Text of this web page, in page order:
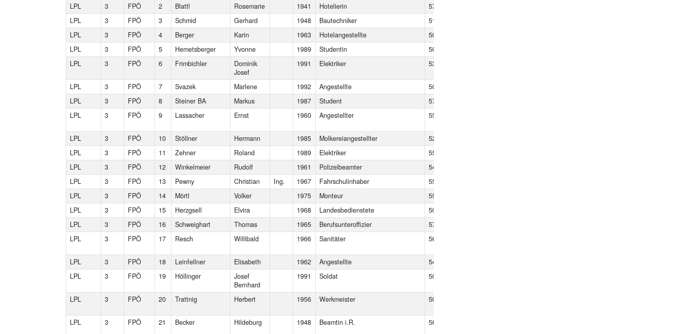
LPL
3 FPÖ 2 Blattl Rosemarie 1941 Hotelierin 5761
LPL
3 FPÖ 3 Schmid Gerhard 1948 Bautechniker 5161
LPL
3 FPÖ 4 Berger Karin 1963 Hotelangestellte 5090
LPL
3 FPÖ 5 Hemetsberger Yvonne 1989 Studentin 5023
LPL
3 FPÖ 6 Frimbichler
Dominik
Josef
1991 Elektriker 5322
LPL 3 FPÖ 7 Svazek Marlene 1992 Angestellte 5084
LPL
3 FPÖ 8 Steiner BA Markus 1987 Student 5722
LPL
3 FPÖ 9 Lassacher Ernst 1960 Angestellter 5582
LPL
3 FPÖ 10 Stöllner Hermann 1985 Molkereiangestellter 5201
LPL
3 FPÖ 11 Zehner Roland 1989 Elektriker 5580
LPL
3 FPÖ 12 Winkelmeier Rudolf 1961 Polizeibeamter 5440
LPL
3 FPÖ 13 Pewny Christian Ing. 1967 Fahrschulinhaber 5550
LPL
3 FPÖ 14 Mörtl Volker 1975 Monteur 5592
LPL
3 FPÖ 15 Herzgsell Elvira 1968 Landesbedienstete 5020
LPL
3 FPÖ 16 Schweighart Thomas 1965 Berufsunteroffizier 5760
LPL
3 FPÖ 17 Resch Willibald 1966 Sanitäter 5600
LPL
3 FPÖ 18 Leinfellner Elisabeth 1962 Angestellte 5431
LPL
3 FPÖ 19 Höllinger
Josef
Bernhard
1991 Soldat 5020
LPL 3 FPÖ 20 Trattnig Herbert 1956 Werkmeister 5071
LPL
3 FPÖ 21 Becker Hildeburg 1948 Beamtin i.R. 5600